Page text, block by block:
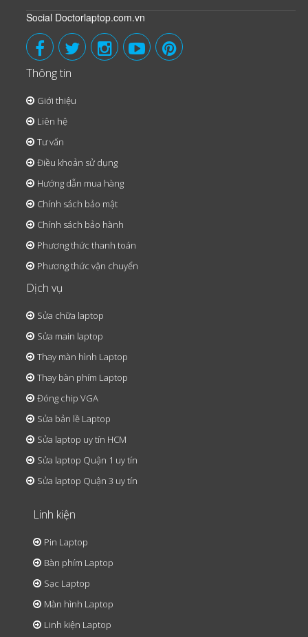
Social Doctorlaptop.com.vn
Thông tin
Giới thiệu
Liên hệ
Tư vấn
Điều khoản sử dụng
Hướng dẫn mua hàng
Chính sách bảo mật
Chính sách bảo hành
Phương thức thanh toán
Phương thức vận chuyển
Dịch vụ
Sửa chữa laptop
Sửa main laptop
Thay màn hình Laptop
Thay bàn phím Laptop
Đóng chip VGA
Sửa bản lề Laptop
Sửa laptop uy tín HCM
Sửa laptop Quận 1 uy tín
Sửa laptop Quận 3 uy tín
Linh kiện
Pin Laptop
Bàn phím Laptop
Sạc Laptop
Màn hình Laptop
Linh kiện Laptop